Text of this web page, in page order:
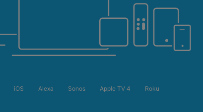
iOS Alexa Sonos Apple TV 4 Roku